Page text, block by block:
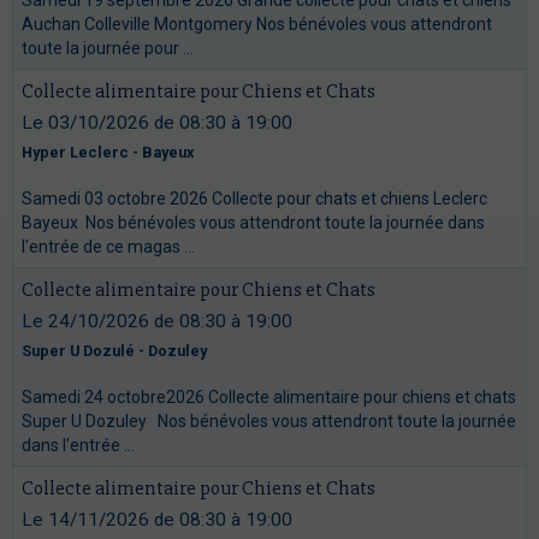
Auchan Colleville Montgomery Nos bénévoles vous attendront
toute la journée pour ...
Collecte alimentaire pour Chiens et Chats
Le 03/10/2026 de 08:30 à 19:00
Hyper Leclerc - Bayeux
Samedi 03 octobre 2026 Collecte pour chats et chiens Leclerc
Bayeux Nos bénévoles vous attendront toute la journée dans
l'entrée de ce magas ...
Collecte alimentaire pour Chiens et Chats
Le 24/10/2026 de 08:30 à 19:00
Super U Dozulé - Dozuley
Samedi 24 octobre2026 Collecte alimentaire pour chiens et chats
Super U Dozuley Nos bénévoles vous attendront toute la journée
dans l'entrée ...
Collecte alimentaire pour Chiens et Chats
Le 14/11/2026 de 08:30 à 19:00